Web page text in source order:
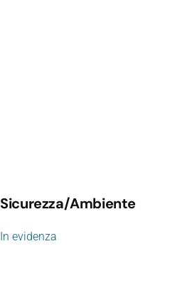
Sicurezza/Ambiente
In evidenza